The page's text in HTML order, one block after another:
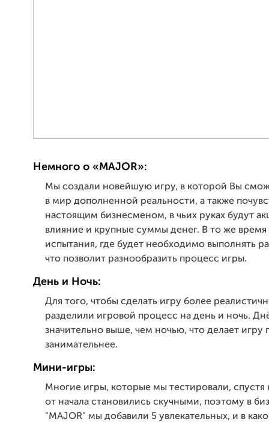
Немного о «MAJOR»:
Мы создали новейшую игру, в которой Вы
в мир дополненной реальности, а также
настоящим бизнесменом, в чьих руках будут
влияние и крупные суммы денег. В то же время
испытания, где будет необходимо выполнять
что позволит разнообразить процесс игры.
День и Ночь:
Для того, чтобы сделать игру более
разделили игровой процесс на день и ночь.
значительно выше, чем ночью, что делает игру
занимательнее.
Мини-игры:
Многие игры, которые мы тестировали, спустя
от начала становились скучными, поэтому в
"MAJOR" мы добавили 5 увлекательных, и в